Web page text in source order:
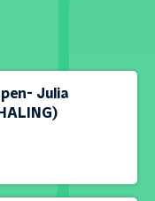
Julia